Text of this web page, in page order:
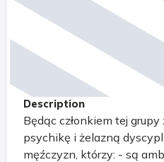
Description
Będąc członkiem tej
psychikę i żelazną
męźczyzn, którzy: - są